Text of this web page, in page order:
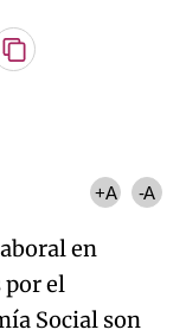
Copiar
+A -A
en
por el
Social son